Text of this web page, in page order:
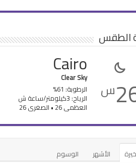
الطقس
س
Cairo
Clear Sky
الرطوبة: 61%
الرياح: 3كيلومتر/ساعة ش
العظمى 26 • الصغرى 26
الأشهر
الوسوم